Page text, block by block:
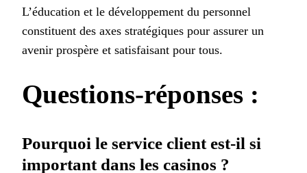
L’éducation et le développement du personnel
constituent des axes stratégiques pour assurer un
avenir prospère et satisfaisant pour tous.
Questions-réponses :
Pourquoi le service client est-il si
important dans les casinos ?